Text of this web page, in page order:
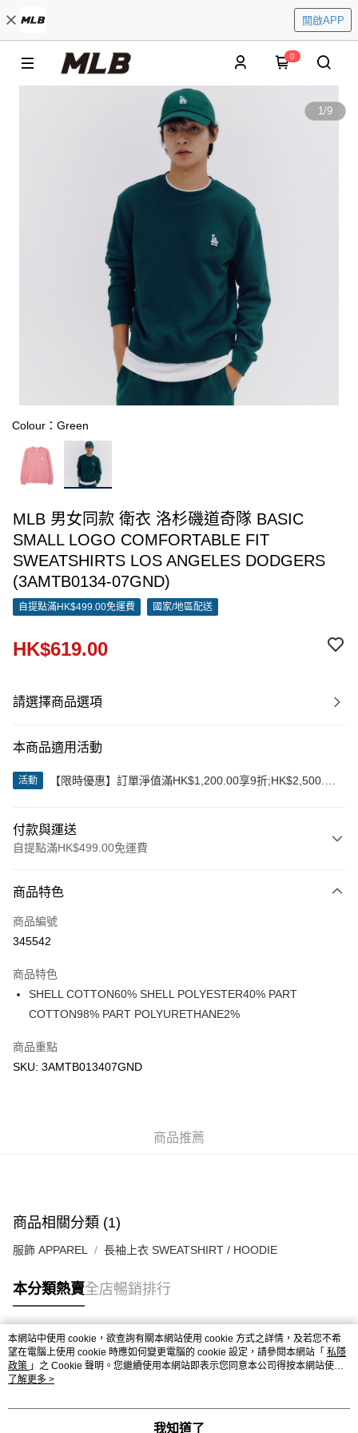
開啟APP
0
1/9
Colour：Green
MLB 男女同款 衛衣 洛杉磯道奇隊 BASIC
SMALL LOGO COMFORTABLE FIT
SWEATSHIRTS LOS ANGELES DODGERS
(3AMTB0134-07GND)
自提點滿HK$499.00免運費 國家/地區配送
HK$619.00
請選擇商品選項
本商品適用活動
活動
【限時優惠】訂單淨值滿HK$1,200.00享9折;HK$2,500.00
付款與運送
自提點滿HK$499.00免運費
信用卡
Apple Pay
AlipayHK
WeChat Pay
商品特色
商品編號
345542
商品特色
SHELL COTTON60% SHELL POLYESTER40% PART
COTTON98% PART POLYURETHANE2%
商品重點
SKU: 3AMTB013407GND
商品推薦
商品相關分類 (1)
服飾 APPAREL 長袖上衣 SWEATSHIRT / HOODIE
本分類熱賣全店暢銷排行
熱門標籤
熱銷排行
本網站中使用 cookie，欲查詢有關本網站使用 cookie 方式之詳情，及若您不希
望在電腦上使用 cookie 時應如何變更電腦的 cookie 設定，請參閱本網站「 私隱
政策 」之 Cookie 聲明。您繼續使用本網站即表示您同意本公司得按本網站使用
條款之 Cookie 聲明使用 cookie。
了解更多 >
我知道了